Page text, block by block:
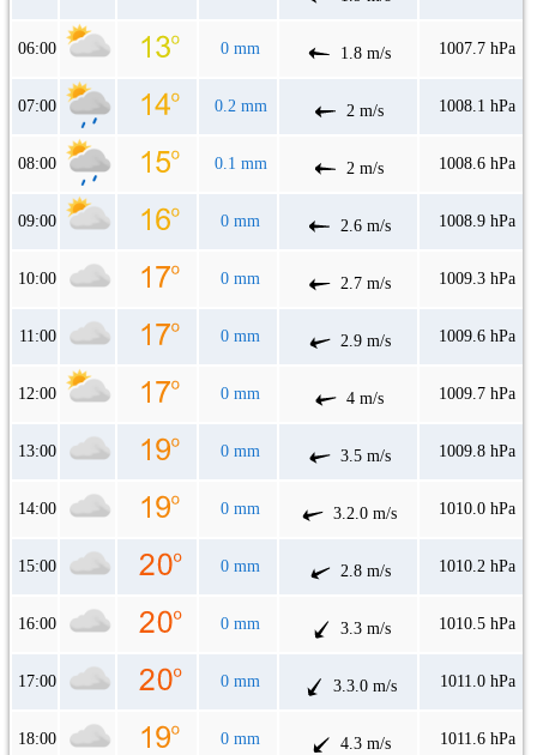
06:00 0 mm 1.8 m/s 1007.7 hPa
07:00 0.2 mm 2 m/s 1008.1 hPa
08:00 0.1 mm 2 m/s 1008.6 hPa
09:00 0 mm 2.6 m/s 1008.9 hPa
10:00 0 mm 2.7 m/s 1009.3 hPa
11:00 0 mm 2.9 m/s 1009.6 hPa
12:00 0 mm 4 m/s 1009.7 hPa
13:00 0 mm 3.5 m/s 1009.8 hPa
14:00 0 mm 3.2.0 m/s 1010.0 hPa
15:00 0 mm 2.8 m/s 1010.2 hPa
16:00 0 mm 3.3 m/s 1010.5 hPa
17:00 0 mm 3.3.0 m/s 1011.0 hPa
18:00 0 mm 4.3 m/s 1011.6 hPa